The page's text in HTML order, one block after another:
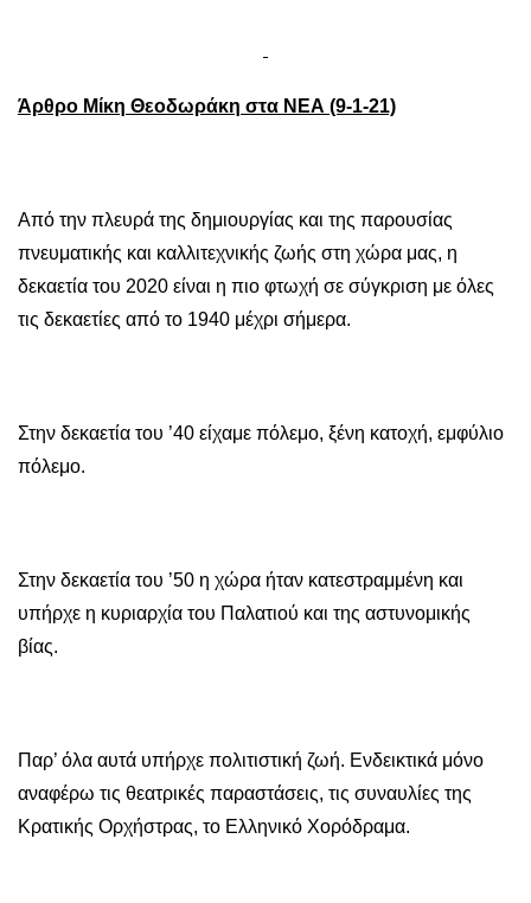
Άρθρο Μίκη Θεοδωράκη στα ΝΕΑ (9-1-21)
Από την πλευρά της δημιουργίας και της παρουσίας
πνευματικής και καλλιτεχνικής ζωής στη χώρα μας, η
δεκαετία του 2020 είναι η πιο φτωχή σε σύγκριση με όλες
τις δεκαετίες από το 1940 μέχρι σήμερα.
Στην δεκαετία του ’40 είχαμε πόλεμο, ξένη κατοχή, εμφύλιο
πόλεμο.
Στην δεκαετία του ’50 η χώρα ήταν κατεστραμμένη και
υπήρχε η κυριαρχία του Παλατιού και της αστυνομικής
βίας.
Παρ’ όλα αυτά υπήρχε πολιτιστική ζωή. Ενδεικτικά μόνο
αναφέρω τις θεατρικές παραστάσεις, τις συναυλίες της
Κρατικής Ορχήστρας, το Ελληνικό Χορόδραμα.